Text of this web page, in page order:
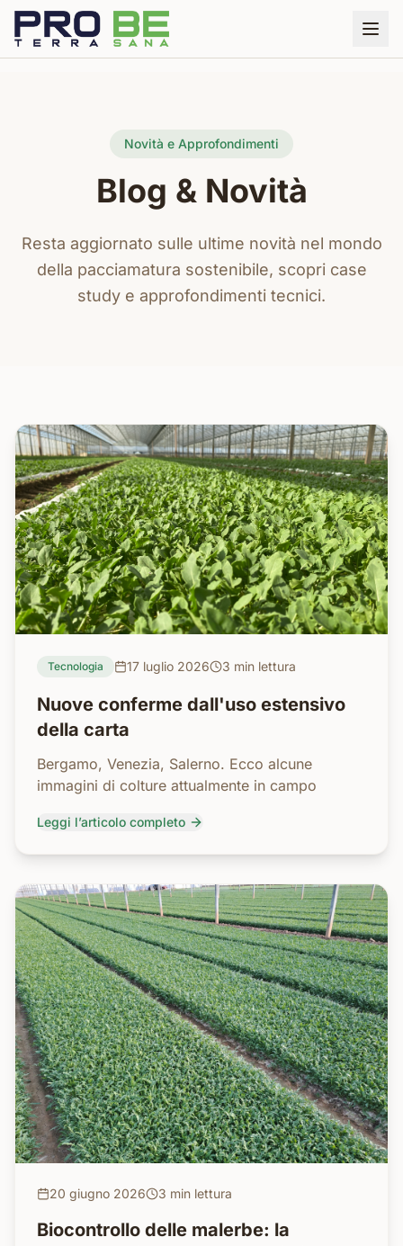
Novità e Approfondimenti
Blog & Novità
Resta aggiornato sulle ultime novità nel mondo
della pacciamatura sostenibile, scopri case
study e approfondimenti tecnici.
Tecnologia 17 luglio 2026 3 min lettura
Nuove conferme dall'uso estensivo
della carta
Bergamo, Venezia, Salerno. Ecco alcune
immagini di colture attualmente in campo
Leggi l’articolo completo
20 giugno 2026 3 min lettura
Biocontrollo delle malerbe: la